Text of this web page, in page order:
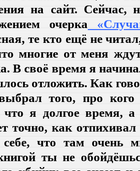
на сайт. Сейчас,
очерка
те кто ещё не
многие от меня
В своё время я
отложить. Как
того, про кого
что я долгое время,
точно, как
себе, что там очень
ты не